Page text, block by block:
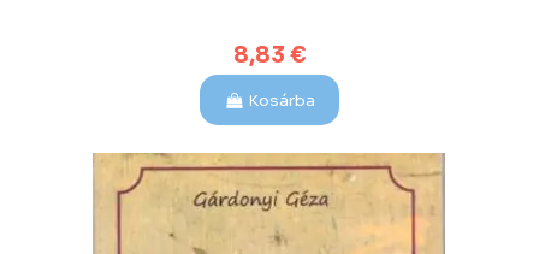
8,83 €
Kosárba